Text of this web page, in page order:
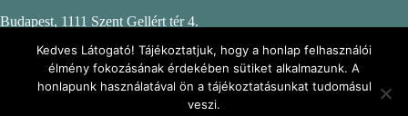
Budapest, 1111 Szent Gellért tér 4.
Budapesti Műszaki és Gazdaságtudományi Egyetem
CH. épület, 2. emelet 244.
Kedves Látogató! Tájékoztatjuk, hogy a honlap felhasználói
élmény fokozásának érdekében sütiket alkalmazunk. A
honlapunk használatával ön a tájékoztatásunkat tudomásul
veszi.